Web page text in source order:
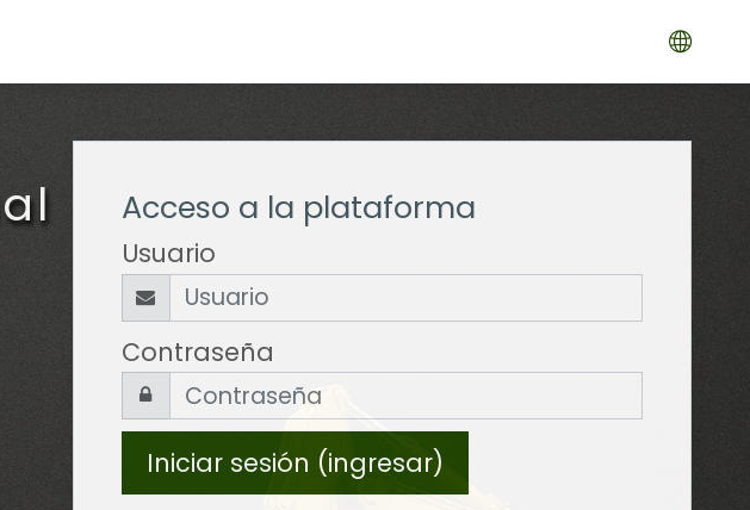
Acceso a la plataforma
Usuario
Contraseña
Iniciar sesión (ingresar)